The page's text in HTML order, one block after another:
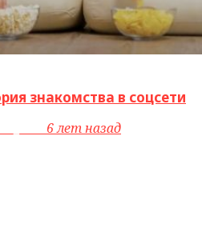
знакомства в соцсети
6 лет назад